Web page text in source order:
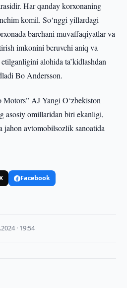
Har qanday korxonaning
komil. So‘nggi yillardagi
barchani muvaffaqiyatlar va
imkonini beruvchi aniq va
alohida ta’kidlashdan
Bo Andersson.
AJ Yangi O‘zbekiston
asosiy omillaridan biri ekanligi,
jahon avtomobilsozlik sanoatida
Facebook
· 19:54